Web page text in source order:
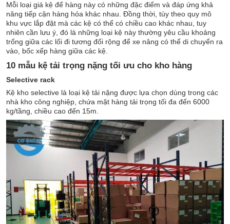
Mỗi loại giá kệ để hàng này có những đặc điểm và đáp ứng khả
năng tiếp cận hàng hóa khác nhau. Đồng thời, tùy theo quy mô
khu vực lắp đặt mà các kệ có thể có chiều cao khác nhau, tuy
nhiên cần lưu ý, đó là những loại kệ này thường yêu cầu khoảng
trống giữa các lối đi tương đối rộng để xe nâng có thể di chuyển ra
vào, bốc xếp hàng giữa các kệ.
10 mẫu kệ tải trọng nặng tối ưu cho kho hàng
Selective rack
Kệ kho selective là loại kệ tải nặng được lựa chọn dùng trong các
nhà kho công nghiệp, chứa mặt hàng tải trọng tối đa đến 6000
kg/tầng, chiều cao đến 15m.